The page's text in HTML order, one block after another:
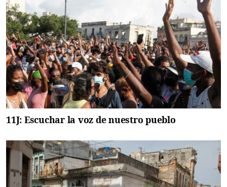
11J: Escuchar la voz de nuestro pueblo